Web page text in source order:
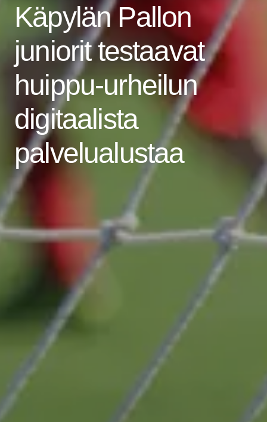
Käpylän Pallon
juniorit testaavat
huippu-urheilun
digitaalista
palvelualustaa